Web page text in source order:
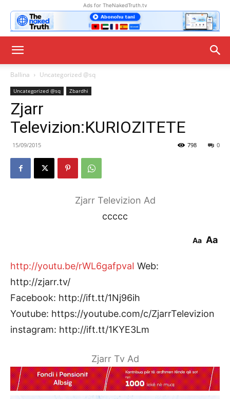
Ads for TheNakedTruth.tv
Ballina Uncategorized @sq
Uncategorized @sq Zbardhi
Zjarr
Televizion:KURIOZITETE
15/09/2015 0
798
Zjarr Televizion Ad
ccccc
Aa Aa
http://youtu.be/rWL6gafpvaI Web:
http://zjarr.tv/
Facebook: http://ift.tt/1Nj96ih
Youtube: https://youtube.com/c/ZjarrTelevizion
instagram: http://ift.tt/1KYE3Lm
Zjarr Tv Ad